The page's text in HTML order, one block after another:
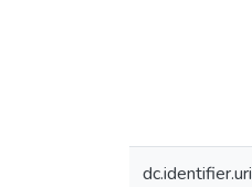
dc.identifier.uri